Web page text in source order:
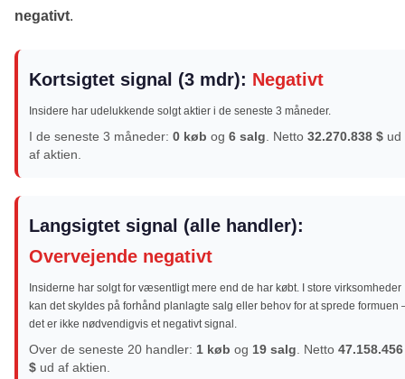
negativt.
Kortsigtet signal (3 mdr): Negativt
Insidere har udelukkende solgt aktier i de seneste 3 måneder.
I de seneste 3 måneder: 0 køb og 6 salg . Netto 32.270.838 $ ud
af aktien.
Langsigtet signal (alle handler):
Overvejende negativt
Insiderne har solgt for væsentligt mere end de har købt. I store virksomheder
kan det skyldes på forhånd planlagte salg eller behov for at sprede formuen
det er ikke nødvendigvis et negativt signal.
Over de seneste 20 handler: 1 køb og 19 salg . Netto 47.158.456
$ ud af aktien.